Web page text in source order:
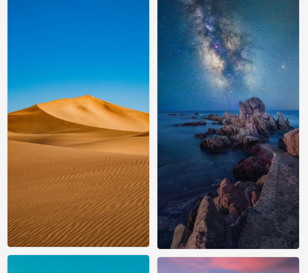
风景壁纸